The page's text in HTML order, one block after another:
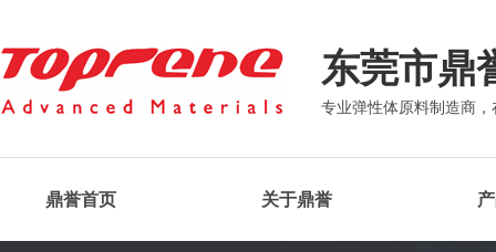
东莞市鼎
专业弹性体原料制造商
鼎誉首页 关于鼎誉